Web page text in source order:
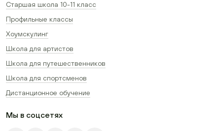
Старшая школа 10-11 класс
Профильные классы
Хоумскулинг
Школа для артистов
Школа для путешественников
Школа для спортсменов
Дистанционное обучение
Мы в соцсетях